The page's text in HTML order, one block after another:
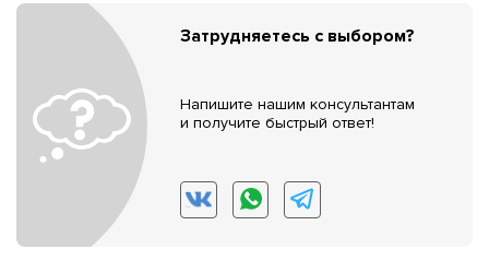
Затрудняетесь с выбором?
Напишите нашим консультантам
и получите быстрый ответ!